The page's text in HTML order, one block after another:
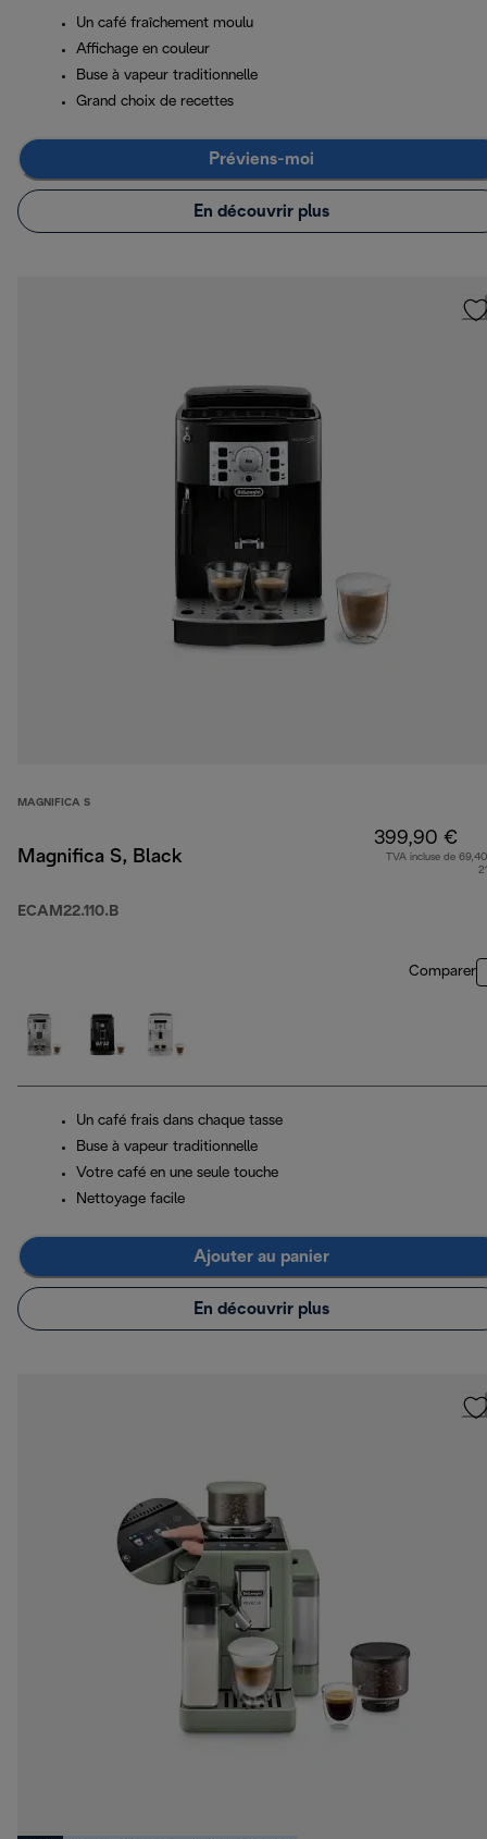
Un café fraîchement moulu
Affichage en couleur
Buse à vapeur traditionnelle
Grand choix de recettes
Préviens-moi
En découvrir plus
MAGNIFICA S
Magnifica S, Black
ECAM22.110.B
399,90 €
TVA incluse de
Comparer
Un café frais dans chaque tasse
Buse à vapeur traditionnelle
Votre café en une seule touche
Nettoyage facile
Ajouter au panier
En découvrir plus